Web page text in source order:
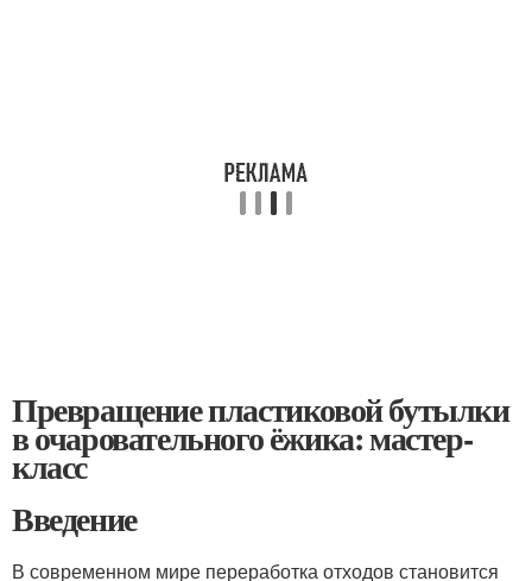
Превращение пластиковой бутылки
в очаровательного ёжика: мастер-
класс
Введение
В современном мире переработка отходов становится